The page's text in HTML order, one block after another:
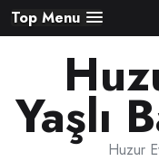
Skip
to
Top Menu
Yaşlı
Huzur